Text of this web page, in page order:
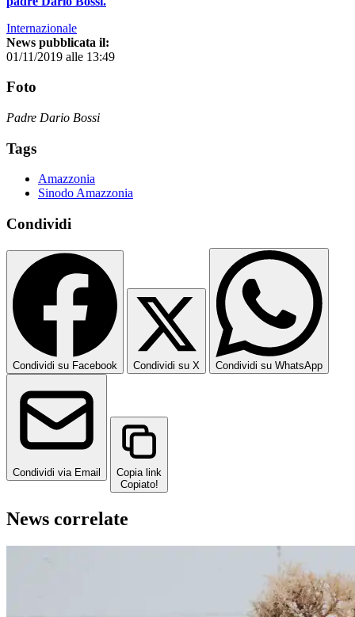
Internazionale
News pubblicata il:
01/11/2019 alle 13:49
Foto
Padre Dario Bossi
Tags
Amazzonia
Sinodo Amazzonia
Condividi
Condividi su Facebook Condividi su X Condividi su WhatsApp
Condividi via Email
Copia link
Copiato!
News correlate